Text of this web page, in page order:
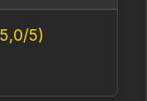
elle est
elle? D’où
5)